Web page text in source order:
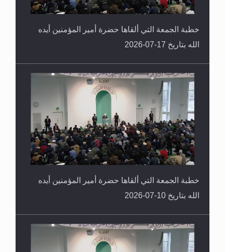
خطبة الجمعة التي ألقاها حضرة أمير المؤمنين أيده
خطبة الجمعة التي ألقاها حضرة أمير المؤمنين أيده